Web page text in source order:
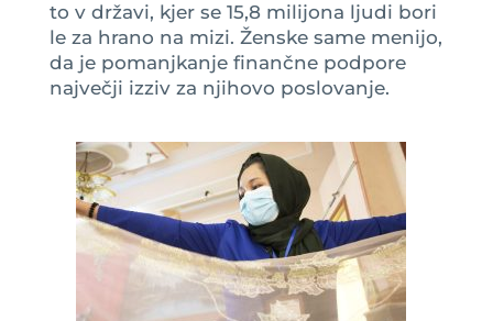
to v državi, kjer se 15,8 milijona ljudi bori
le za hrano na mizi. Ženske same menijo,
da je pomanjkanje finančne podpore
največji izziv za njihovo poslovanje.